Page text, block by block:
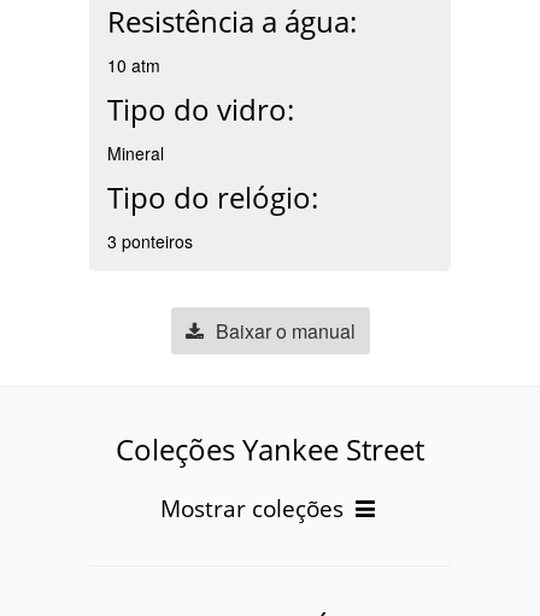
Resistência a água:
10 atm
Tipo do vidro:
Mineral
Tipo do relógio:
3 ponteiros
Baixar o manual
Coleções Yankee Street
Mostrar coleções